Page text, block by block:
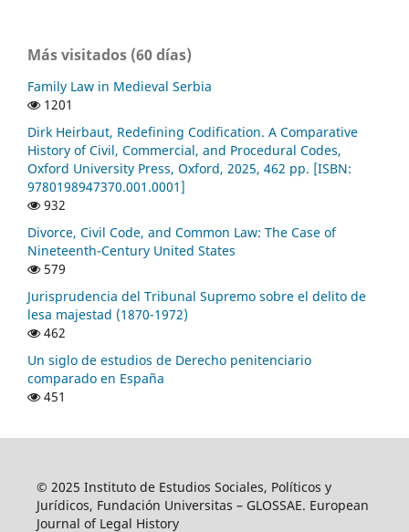
Más visitados (60 días)
Family Law in Medieval Serbia
1201
Dirk Heirbaut, Redefining Codification. A Comparative
History of Civil, Commercial, and Procedural Codes,
Oxford University Press, Oxford, 2025, 462 pp. [ISBN:
9780198947370.001.0001]
932
Divorce, Civil Code, and Common Law: The Case of
Nineteenth-Century United States
579
Jurisprudencia del Tribunal Supremo sobre el delito de
lesa majestad (1870-1972)
462
Un siglo de estudios de Derecho penitenciario
comparado en España
451
© 2025 Instituto de Estudios Sociales, Políticos y
Jurídicos, Fundación Universitas – GLOSSAE. European
Journal of Legal History